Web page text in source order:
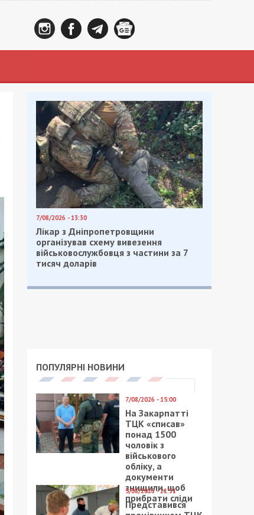
7/08/2026 - 13:30
Лікар з Дніпропетровщини
організував схему вивезення
військовослужбовця з частини за 7
тисяч доларів
ПОПУЛЯРНІ НОВИНИ
7/08/2026 - 15:00
На Закарпатті
ТЦК «списав»
понад 1500
чоловік з
військового
обліку, а
документи
знищили, щоб
прибрати сліди
5/08/2026 - 21:31
Представився